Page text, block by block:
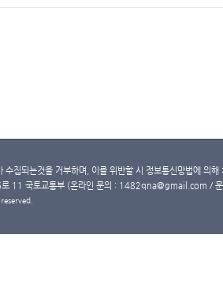
수집되는것을 거부하며, 이를 위반할 시 정보통신망법에 의
11 국토교통부 (온라인 문의 : 1482qna@gmail.com /